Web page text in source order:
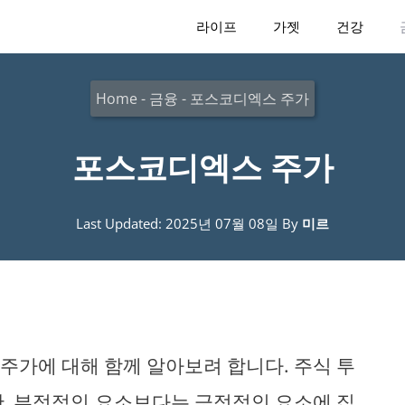
라이프 가젯 건강
Home - 금융 - 포스코디엑스 주가
포스코디엑스 주가
Last Updated: 2025년 07월 08일 By 미르
가에 대해 함께 알아보려 합니다. 주식 투